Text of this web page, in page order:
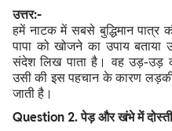
उत्तर:-
हमें नाटक में सबसे बुद्धिमान
पापा को खोजने का उपाय
संदेश लिख पाता है। वह उड़-उड़
उसी की इस पहचान के कारण
जाती है।
Question2. पेड़ और खंभे में